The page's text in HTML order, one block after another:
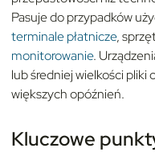
Pasuje do przypadków
terminale płatnicze,
monitorowanie.
lub średniej wielkości pliki
większych opóźnień.
Kluczowe